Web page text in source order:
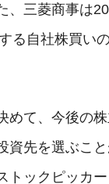
、三菱商事は
る自社株買い
めて、今後の
資先を選ぶこ
トックピッカ